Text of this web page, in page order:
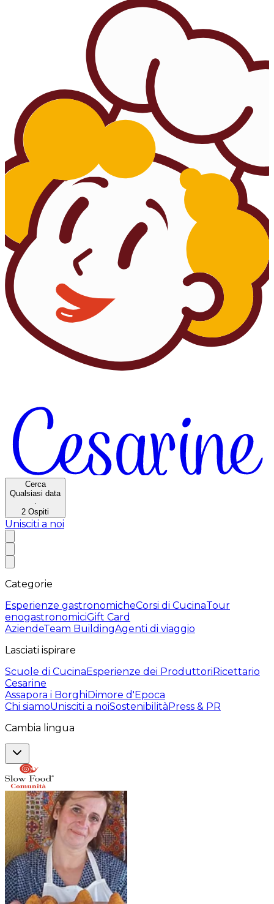
Cerca
Qualsiasi data
·
2 Ospiti
Unisciti a noi
Categorie
Esperienze gastronomicheCorsi di CucinaTour
enogastronomiciGift Card
AziendeTeam BuildingAgenti di viaggio
Lasciati ispirare
Scuole di CucinaEsperienze dei ProduttoriRicettario
Cesarine
Assapora i BorghiDimore d'Epoca
Chi siamoUnisciti a noiSostenibilitàPress & PR
Cambia lingua